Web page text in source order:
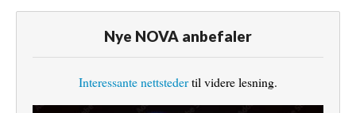
Nye NOVA anbefaler
Interessante nettstedertil videre lesning.